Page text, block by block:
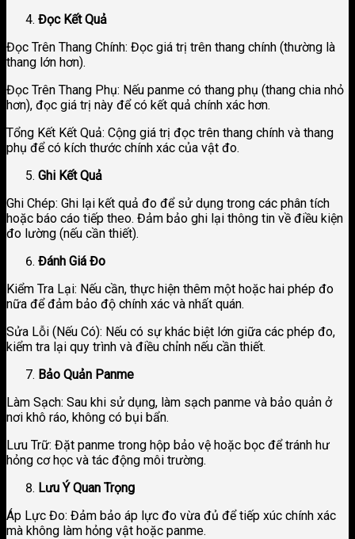
Đọc Kết Quả
Đọc Trên Thang Chính: Đọc giá trị trên thang chính (thường là
thang lớn hơn).
Đọc Trên Thang Phụ: Nếu panme có thang phụ (thang chia nhỏ
hơn), đọc giá trị này để có kết quả chính xác hơn.
Tổng Kết Kết Quả: Cộng giá trị đọc trên thang chính và thang
phụ để có kích thước chính xác của vật đo.
Ghi Kết Quả
Ghi Chép: Ghi lại kết quả đo để sử dụng trong các phân tích
hoặc báo cáo tiếp theo. Đảm bảo ghi lại thông tin về điều kiện
đo lường (nếu cần thiết).
Đánh Giá Đo
Kiểm Tra Lại: Nếu cần, thực hiện thêm một hoặc hai phép đo
nữa để đảm bảo độ chính xác và nhất quán.
Sửa Lỗi (Nếu Có): Nếu có sự khác biệt lớn giữa các phép đo,
kiểm tra lại quy trình và điều chỉnh nếu cần thiết.
Bảo Quản Panme
Làm Sạch: Sau khi sử dụng, làm sạch panme và bảo quản ở
nơi khô ráo, không có bụi bẩn.
Lưu Trữ: Đặt panme trong hộp bảo vệ hoặc bọc để tránh hư
hỏng cơ học và tác động môi trường.
Lưu Ý Quan Trọng
Áp Lực Đo: Đảm bảo áp lực đo vừa đủ để tiếp xúc chính xác
mà không làm hỏng vật hoặc panme.